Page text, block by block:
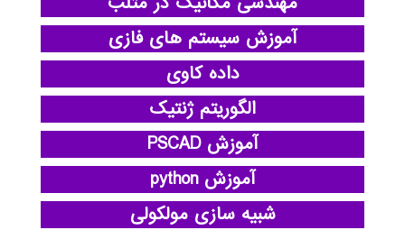
آموزش سیستم های فازی
داده کاوی
الگوریتم ژنتیک
آموزش PSCAD
آموزش python
شبیه سازی مولکولی